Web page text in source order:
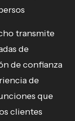
transmite
de
de confianza
de
que
clientes